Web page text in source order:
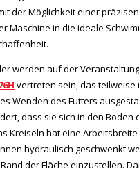
der Möglichkeit einer
Maschine in die ideale
werden auf der
vertreten sein, das teilweise
Wenden des Futters
dass sie sich in den Boden
Kreiseln hat eine
hydraulisch geschwenkt
der Fläche einzustellen.